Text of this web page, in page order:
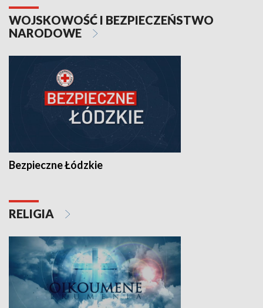
WOJSKOWOŚĆ I BEZPIECZEŃSTWO
NARODOWE
Bezpieczne Łódzkie
RELIGIA